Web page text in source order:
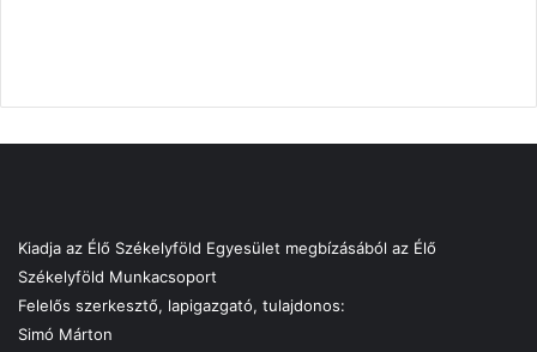
Kiadja az Élő Székelyföld Egyesület megbízásából az Élő
Székelyföld Munkacsoport
Felelős szerkesztő, lapigazgató, tulajdonos:
Simó Márton